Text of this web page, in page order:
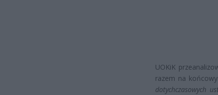
UOKiK
razem na
dotychczasowych